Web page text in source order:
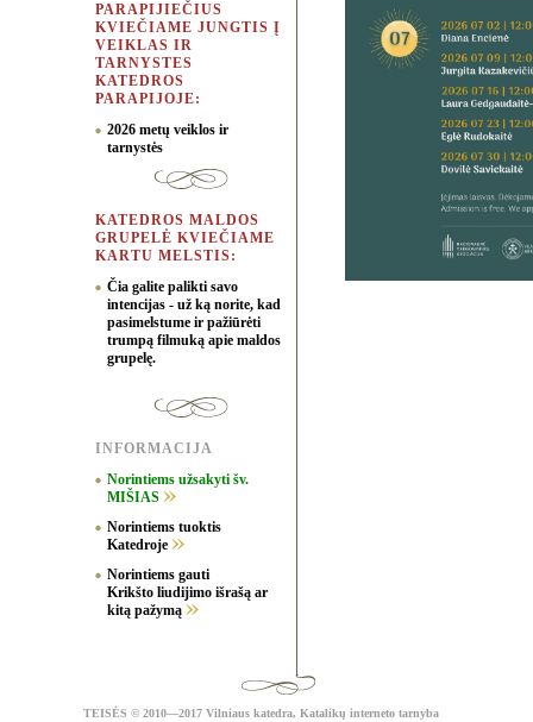
PARAPIJIEČIUS
KVIEČIAME JUNGTIS Į
VEIKLAS IR
TARNYSTES
KATEDROS
PARAPIJOJE:
2026 metų veiklos ir
tarnystės
KATEDROS MALDOS
GRUPELĖ KVIEČIAME
KARTU MELSTIS:
Čia galite palikti savo
intencijas - už ką norite, kad
pasimelstume ir pažiūrėti
trumpą filmuką apie maldos
grupelę.
INFORMACIJA
Norintiems užsakyti šv.
MIŠIAS
Norintiems tuoktis
Katedroje
Norintiems gauti
Krikšto liudijimo išrašą ar
kitą pažymą
TEISĖS © 2010—2017 Vilniaus katedra, Katalikų interneto tarnyba